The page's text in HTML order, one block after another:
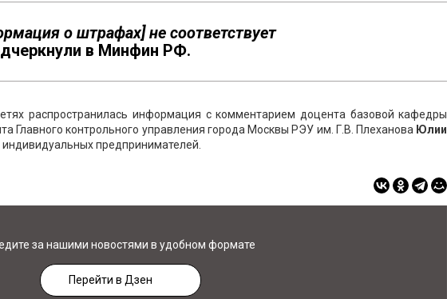
о штрафах] не соответствует
в Минфин РФ.
распространилась информация с комментарием доцента базовой кафедры
Главного контрольного управления города Москвы РЭУ им. Г.В. Плеханова Юлии
предпринимателей.
за нашими новостями в удобном формате
Перейти в Дзен